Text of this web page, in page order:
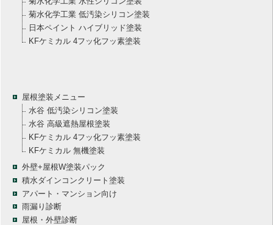
菊水化学工業 低汚染シリコン塗装
日本ペイント ハイブリッド塗装
KFケミカル 4フッ化フッ素塗装
屋根塗装メニュー
水谷 低汚染シリコン塗装
水谷 高級遮熱屋根塗装
KFケミカル 4フッ化フッ素塗装
KFケミカル 無機塗装
外壁+屋根W塗装パック
積水ダインコンクリート塗装
アパート・マンション向け
雨漏り診断
屋根・外壁診断